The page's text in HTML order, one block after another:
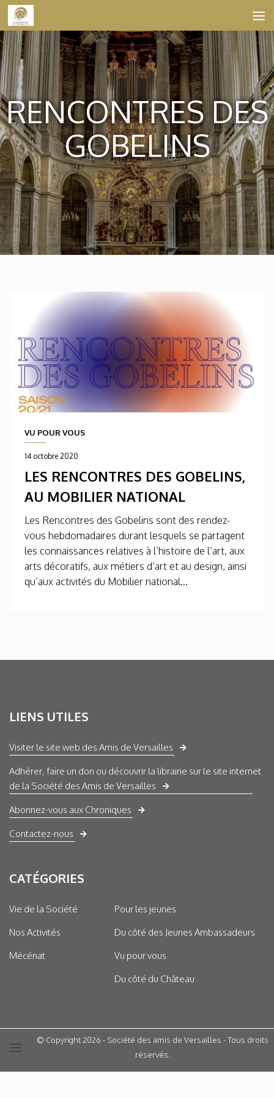
Skip to content
RENCONTRES DES
GOBELINS
VU POUR VOUS
14 octobre 2020
LES RENCONTRES DES GOBELINS,
AU MOBILIER NATIONAL
Les Rencontres des Gobelins sont des rendez-
vous hebdomadaires durant lesquels se partagent
les connaissances relatives à l’histoire de l’art, aux
arts décoratifs, aux métiers d’art et au design, ainsi
qu’aux activités du Mobilier national...
LIENS UTILES
Visiter le site web des Amis de Versailles
Adhérer, faire un don ou découvrir la librairie sur le site internet
de la Société des Amis de Versailles
Abonnez-vous aux Chroniques
Contactez-nous
CATÉGORIES
Vie de la Société
Nos Activités
Mécénat
Pour les jeunes
Du côté des Jeunes Ambassadeurs
Vu pour vous
Du côté du Château
© Copyright 2026 - Société des amis de Versailles - Tous droits
réservés.